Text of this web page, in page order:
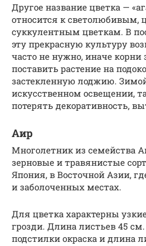
Другое название цветка —
относится к светолюбивым,
суккулентным цветкам. В
эту прекрасную культуру
часто не нужно, иначе
поставить растение на
застекленную лоджию.
искусственном освещении,
потерять декоративность,
Аир
Многолетник из семейства
зерновые и травянистые
Япония, в Восточной Азии,
и заболоченных местах.
Для цветка характерны
грозди. Длина листьев 45
подстилки окраска и длина